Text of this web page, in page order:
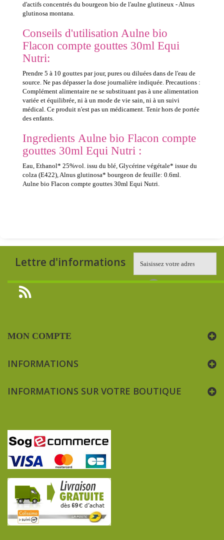
d'actifs concentrés du bourgeon bio de l'aulne glutineux - Alnus
glutinosa montana.
Conseils d'utilisation Aulne bio
Flacon compte gouttes 30ml Equi
Nutri:
Prendre 5 à 10 gouttes par jour, pures ou diluées dans de l'eau de
source. Ne pas dépasser la dose journalière indiquée. Precautions :
Complément alimentaire ne se substituant pas à une alimentation
variée et équilibrée, ni à un mode de vie sain, ni à un suivi
médical. Ce produit n'est pas un médicament. Tenir hors de portée
des enfants.
Ingredients Aulne bio Flacon compte
gouttes 30ml Equi Nutri :
Eau, Ethanol* 25%vol. issu du blé, Glycérine végétale* issue du
colza (E422), Alnus glutinosa* bourgeon de feuille: 0.6ml.
Aulne bio Flacon compte gouttes 30ml Equi Nutri.
Lettre d'informations
MON COMPTE
INFORMATIONS
INFORMATIONS SUR VOTRE BOUTIQUE